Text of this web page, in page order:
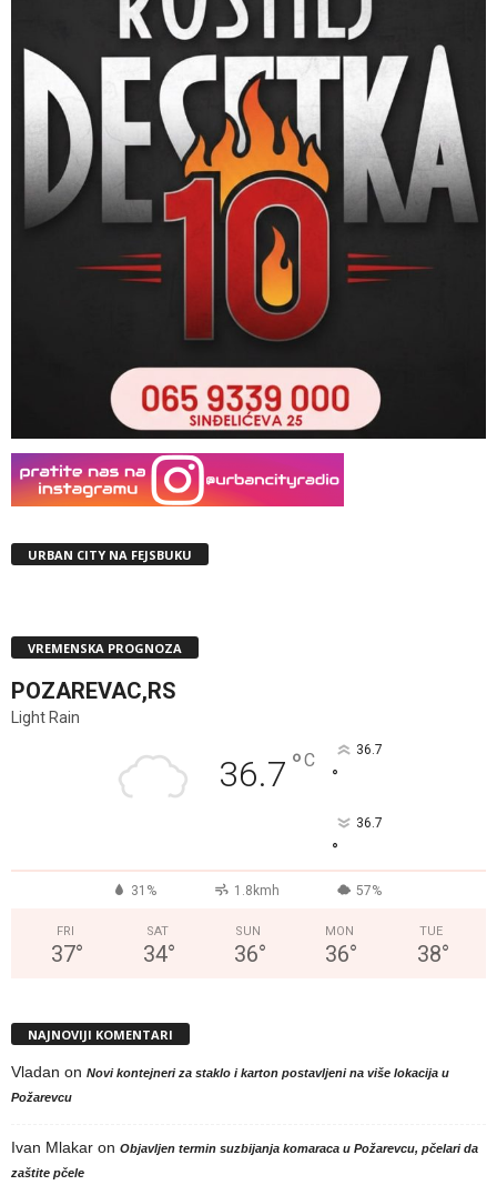
URBAN CITY NA FEJSBUKU
VREMENSKA PROGNOZA
POZAREVAC,RS
Light Rain
36.7 °C 36.7
°
36.7
°
31% 1.8kmh 57%
FRI
37°
SAT
34°
SUN
36°
MON
36°
TUE
38°
NAJNOVIJI KOMENTARI
Vladan on Novi kontejneri za staklo i karton postavljeni na više lokacija u
Požarevcu
Ivan Mlakar on Objavljen termin suzbijanja komaraca u Požarevcu, pčelari da
zaštite pčele